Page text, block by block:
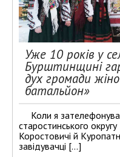
Уже 10 років у
Бурштинщині
дух громади
батальйон»
Коли я
старостинського
Коростовичі й
завідувачці […]